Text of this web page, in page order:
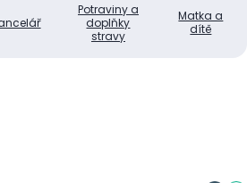
Potraviny a
doplňky
stravy
Matka a
dítě